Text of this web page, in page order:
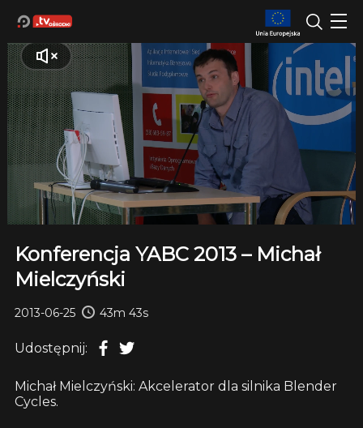
Konferencja YABC 2013 – Michał
Mielczyński
2013-06-25 43m 43s
Udostępnij:
Michał Mielczyński: Akcelerator dla silnika Blender
Cycles.